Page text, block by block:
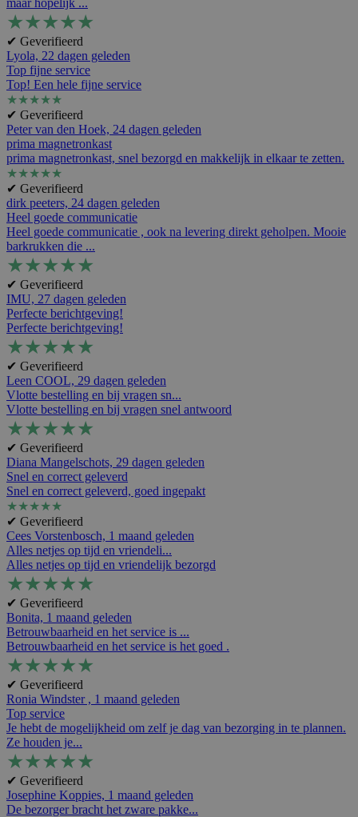
★★★★★
✔ Geverifieerd
Lyola, 22 dagen geleden
Top fijne service
Top! Een hele fijne service
★★★★★
✔ Geverifieerd
Peter van den Hoek, 24 dagen geleden
prima magnetronkast
prima magnetronkast, snel bezorgd en makkelijk in elkaar te zetten.
★★★★★
✔ Geverifieerd
dirk peeters, 24 dagen geleden
Heel goede communicatie
Heel goede communicatie , ook na levering direkt geholpen. Mooie
barkrukken die ...
★★★★★
✔ Geverifieerd
IMU, 27 dagen geleden
Perfecte berichtgeving!
Perfecte berichtgeving!
★★★★★
✔ Geverifieerd
Leen COOL, 29 dagen geleden
Vlotte bestelling en bij vragen sn...
Vlotte bestelling en bij vragen snel antwoord
★★★★★
✔ Geverifieerd
Diana Mangelschots, 29 dagen geleden
Snel en correct geleverd
Snel en correct geleverd, goed ingepakt
★★★★★
✔ Geverifieerd
Cees Vorstenbosch, 1 maand geleden
Alles netjes op tijd en vriendeli...
Alles netjes op tijd en vriendelijk bezorgd
★★★★★
✔ Geverifieerd
Bonita, 1 maand geleden
Betrouwbaarheid en het service is ...
Betrouwbaarheid en het service is het goed .
★★★★★
✔ Geverifieerd
Ronia Windster , 1 maand geleden
Top service
Je hebt de mogelijkheid om zelf je dag van bezorging in te plannen.
Ze houden je...
★★★★★
✔ Geverifieerd
Josephine Koppies, 1 maand geleden
De bezorger bracht het zware pakke...